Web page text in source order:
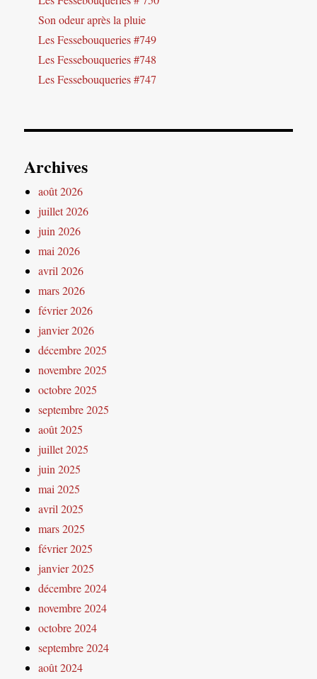
Son odeur après la pluie
Les Fessebouqueries #749
Les Fessebouqueries #748
Les Fessebouqueries #747
Archives
août 2026
juillet 2026
juin 2026
mai 2026
avril 2026
mars 2026
février 2026
janvier 2026
décembre 2025
novembre 2025
octobre 2025
septembre 2025
août 2025
juillet 2025
juin 2025
mai 2025
avril 2025
mars 2025
février 2025
janvier 2025
décembre 2024
novembre 2024
octobre 2024
septembre 2024
août 2024